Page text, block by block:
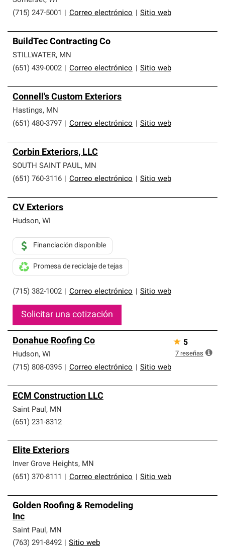
(715) 247-5001
Correo electrónico Sitio web
BuildTec Contracting Co
STILLWATER, MN
(651) 439-0002
Correo electrónico Sitio web
Connell's Custom Exteriors
Hastings, MN
(651) 480-3797
Correo electrónico Sitio web
Corbin Exteriors, LLC
SOUTH SAINT PAUL, MN
(651) 760-3116
Correo electrónico Sitio web
CV Exteriors
Hudson, WI
(715) 382-1002 Correo electrónico Sitio web
Financiación disponible
Promesa de reciclaje de tejas
Solicitar una cotización
Donahue Roofing Co
Hudson, WI
(715) 808-0395
Correo electrónico Sitio web
★ 5
7 reseñas
ECM Construction LLC
Saint Paul, MN
(651) 231-8312
Elite Exteriors
Inver Grove Heights, MN
(651) 370-8111
Correo electrónico Sitio web
Golden Roofing & Remodeling
Inc
Saint Paul, MN
(763) 291-8492
Sitio web